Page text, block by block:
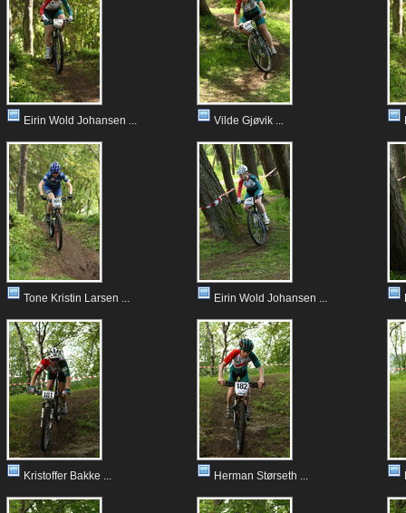
Eirin Wold Johansen ... Vilde Gjøvik ...
Tone Kristin Larsen ... Eirin Wold Johansen ...
Kristoffer Bakke ... Herman Størseth ...